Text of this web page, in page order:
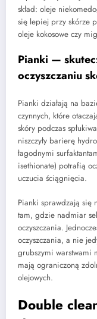
skład: oleje
się lepiej przy skórze
oleje kokosowe czy
Pianki —
oczyszczaniu
Pianki działają na
czynnych, które
skóry podczas
niszczyły barierę
łagodnymi
isethionate) potrafią
uczucia ściągnięcia.
Pianki sprawdzają się
tam, gdzie nadmiar
oczyszczania.
oczyszczania, a nie
grubszymi warstwami
mają ograniczoną
olejowych.
Double